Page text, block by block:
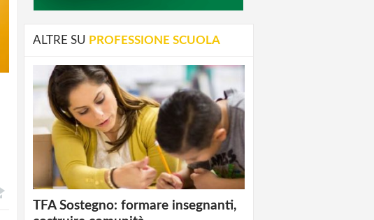
ALTRE SU PROFESSIONE SCUOLA
TFA Sostegno: formare insegnanti,